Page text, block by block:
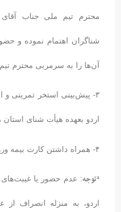
محترم تیم ملی جناب
شناگران اهتمام نموده و
آن‌ها را به سرمربی محترم تیم
۳- پیش‌بینی استخر تمرینی و
اردو بعهده هیأت شنای استان
۴- همراه داشتن کارت بیمه ورزشی در زمان اردو الزامی است.
: عدم حضور یا غیبت‌های
اردو، به منزله انصراف از